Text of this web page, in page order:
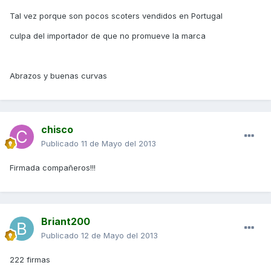
Tal vez porque son pocos scoters vendidos en Portugal
culpa del importador de que no promueve la marca
Abrazos y buenas curvas
chisco
Publicado 11 de Mayo del 2013
Firmada compañeros!!!
Briant200
Publicado 12 de Mayo del 2013
222 firmas